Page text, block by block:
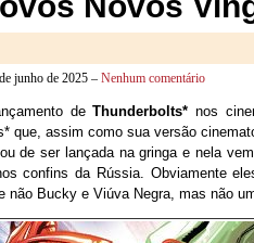
junho de 2025 – Nenhum comentário
deThunderbolts* nos
que, assim como sua versão
de ser lançada na gringa e nela
confins da Rússia. Obviamente
não Bucky e Viúva Negra, mas não